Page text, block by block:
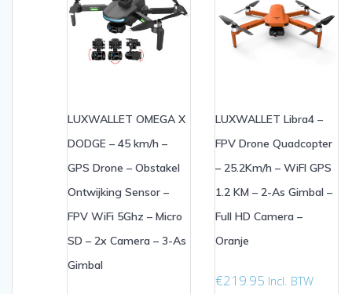
LUXWALLET OMEGA X
DODGE – 45 km/h –
GPS Drone – Obstakel
Ontwijking Sensor –
FPV WiFi 5Ghz – Micro
SD – 2x Camera – 3-As
Gimbal
LUXWALLET Libra4 –
FPV Drone Quadcopter
– 25.2Km/h – WiFI GPS
1.2 KM – 2-As Gimbal –
Full HD Camera –
Oranje
€219.95 Incl. BTW